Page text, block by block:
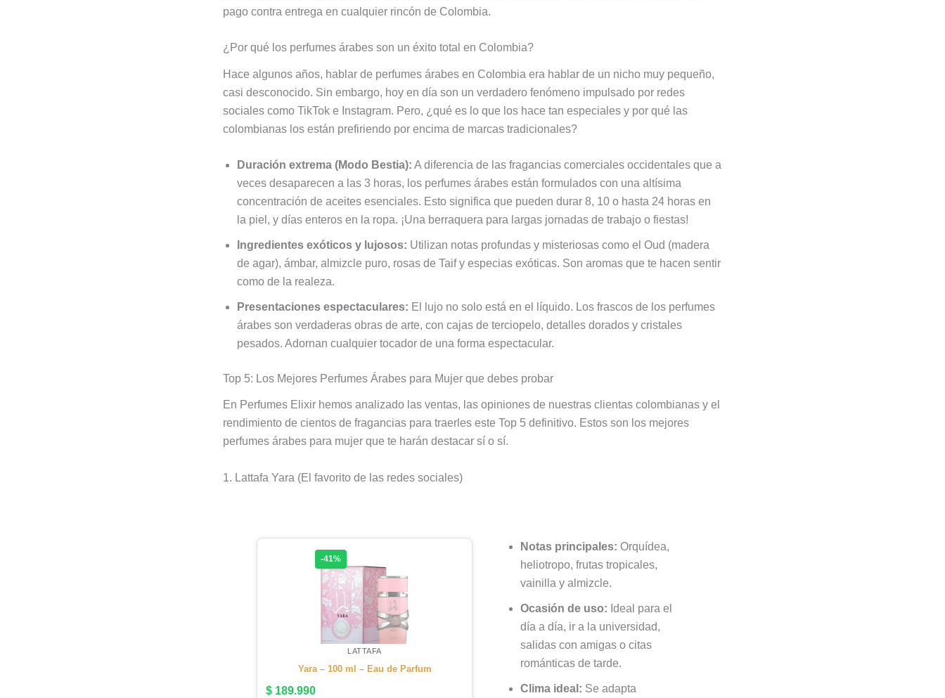
pago contra entrega en cualquier rincón de Colombia.
¿Por qué los perfumes árabes son un éxito total en Colombia?
Hace algunos años, hablar de perfumes árabes en Colombia era hablar de un nicho muy pequeño,
casi desconocido. Sin embargo, hoy en día son un verdadero fenómeno impulsado por redes
sociales como TikTok e Instagram. Pero, ¿qué es lo que los hace tan especiales y por qué las
colombianas los están prefiriendo por encima de marcas tradicionales?
Duración extrema (Modo Bestia): A diferencia de las fragancias comerciales occidentales que a
veces desaparecen a las 3 horas, los perfumes árabes están formulados con una altísima
concentración de aceites esenciales. Esto significa que pueden durar 8, 10 o hasta 24 horas en
la piel, y días enteros en la ropa. ¡Una berraquera para largas jornadas de trabajo o fiestas!
Ingredientes exóticos y lujosos: Utilizan notas profundas y misteriosas como el Oud (madera
de agar), ámbar, almizcle puro, rosas de Taif y especias exóticas. Son aromas que te hacen sentir
como de la realeza.
Presentaciones espectaculares: El lujo no solo está en el líquido. Los frascos de los perfumes
árabes son verdaderas obras de arte, con cajas de terciopelo, detalles dorados y cristales
pesados. Adornan cualquier tocador de una forma espectacular.
Top 5: Los Mejores Perfumes Árabes para Mujer que debes probar
En Perfumes Elixir hemos analizado las ventas, las opiniones de nuestras clientas colombianas y el
rendimiento de cientos de fragancias para traerles este Top 5 definitivo. Estos son los mejores
perfumes árabes para mujer que te harán destacar sí o sí.
1. Lattafa Yara (El favorito de las redes sociales)
-41%
LATTAFA
Yara – 100 ml – Eau de Parfum
$ 189.990
Notas principales: Orquídea,
heliotropo, frutas tropicales,
vainilla y almizcle.
Ocasión de uso: Ideal para el
día a día, ir a la universidad,
salidas con amigas o citas
románticas de tarde.
Clima ideal: Se adapta